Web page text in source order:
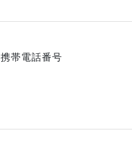
携帯電話番号